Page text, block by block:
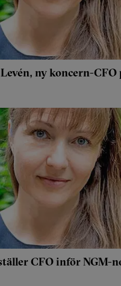
ny koncern-CFO
CFO inför NGM-